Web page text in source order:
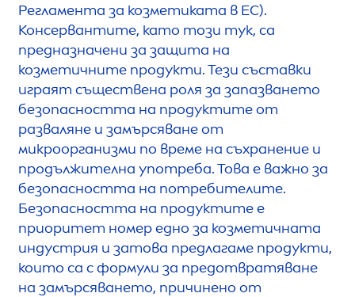
Регламента за козметиката в ЕС).
Консервантите, като този тук, са
предназначени за защита на
козметичните продукти. Тези съставки
играят съществена роля за запазването
безопасността на продуктите от
разваляне и замърсяване от
микроорганизми по време на съхранение и
продължителна употреба. Това е важно за
безопасността на потребителите.
Безопасността на продуктите е
приоритет номер едно за козметичната
индустрия и затова предлагаме продукти,
които са с формули за предотвратяване
на замърсяването, причинено от